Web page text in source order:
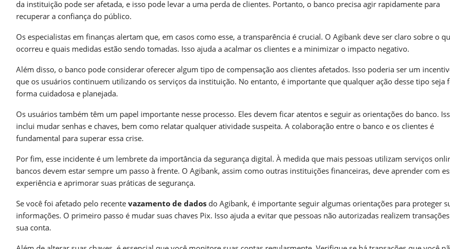
da instituição pode ser afetada, e isso pode levar a uma perda de clientes. Portanto, o banco precisa agir rapidamente para
recuperar a confiança do público.
Os especialistas em finanças alertam que, em casos como esse, a transparência é crucial. O Agibank deve ser claro sobre o
ocorreu e quais medidas estão sendo tomadas. Isso ajuda a acalmar os clientes e a minimizar o impacto negativo.
Além disso, o banco pode considerar oferecer algum tipo de compensação aos clientes afetados. Isso poderia ser um
que os usuários continuem utilizando os serviços da instituição. No entanto, é importante que qualquer ação desse tipo seja
forma cuidadosa e planejada.
Os usuários também têm um papel importante nesse processo. Eles devem ficar atentos e seguir as orientações do banco.
inclui mudar senhas e chaves, bem como relatar qualquer atividade suspeita. A colaboração entre o banco e os clientes é
fundamental para superar essa crise.
Por fim, esse incidente é um lembrete da importância da segurança digital. À medida que mais pessoas utilizam serviços
bancos devem estar sempre um passo à frente. O Agibank, assim como outras instituições financeiras, deve aprender com
experiência e aprimorar suas práticas de segurança.
Se você foi afetado pelo recente vazamento de dados do Agibank, é importante seguir algumas orientações para proteger
informações. O primeiro passo é mudar suas chaves Pix. Isso ajuda a evitar que pessoas não autorizadas realizem
sua conta.